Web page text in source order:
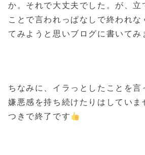
か。それで大丈夫でした。が、立
ことで言われっぱなしで終われな
てみようと思いブログに書いてみ
ちなみに、イラっとしたことを言
嫌悪感を持ち続けたりはしていま
つきで終了です